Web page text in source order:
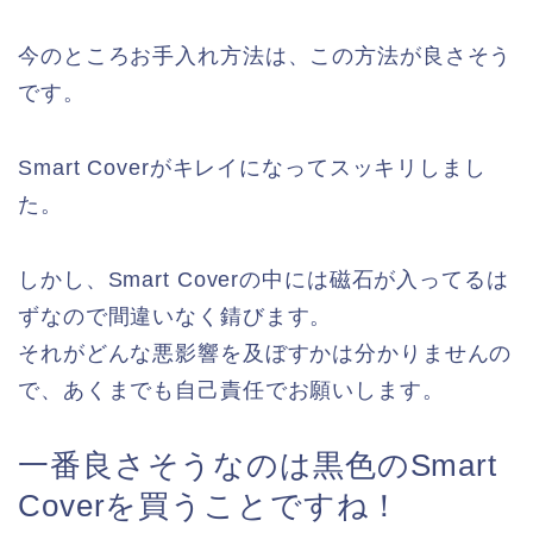
今のところお手入れ方法は、この方法が良さそう
です。
Smart Coverがキレイになってスッキリしまし
た。
しかし、Smart Coverの中には磁石が入ってるは
ずなので間違いなく錆びます。
それがどんな悪影響を及ぼすかは分かりませんの
で、あくまでも自己責任でお願いします。
一番良さそうなのは黒色のSmart
Coverを買うことですね！